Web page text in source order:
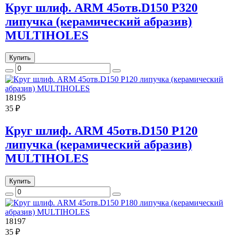
Круг шлиф. ARM 45отв.D150 P320
липучка (керамический абразив)
MULTIHOLES
Купить
18195
35 ₽
Круг шлиф. ARM 45отв.D150 P120
липучка (керамический абразив)
MULTIHOLES
Купить
18197
35 ₽